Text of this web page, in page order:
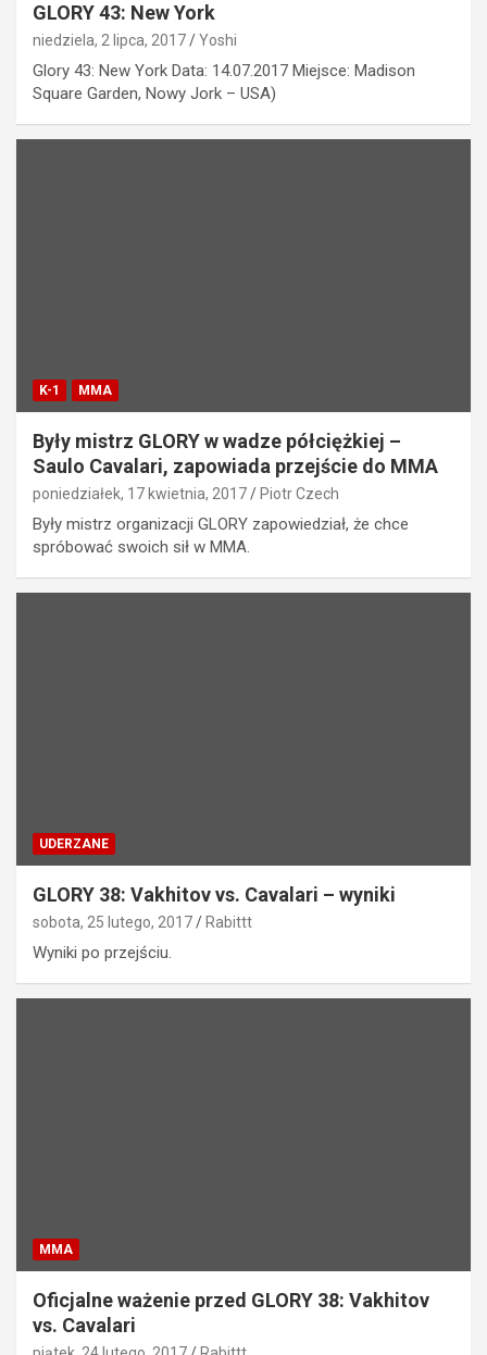
GLORY 43: New York
niedziela, 2 lipca, 2017 Yoshi
Glory 43: New York Data: 14.07.2017 Miejsce: Madison
Square Garden, Nowy Jork – USA)
K-1 MMA
Były mistrz GLORY w wadze półciężkiej –
Saulo Cavalari, zapowiada przejście do MMA
poniedziałek, 17 kwietnia, 2017 Piotr Czech
Były mistrz organizacji GLORY zapowiedział, że chce
spróbować swoich sił w MMA.
UDERZANE
GLORY 38: Vakhitov vs. Cavalari – wyniki
sobota, 25 lutego, 2017 Rabittt
Wyniki po przejściu.
MMA
Oficjalne ważenie przed GLORY 38: Vakhitov
vs. Cavalari